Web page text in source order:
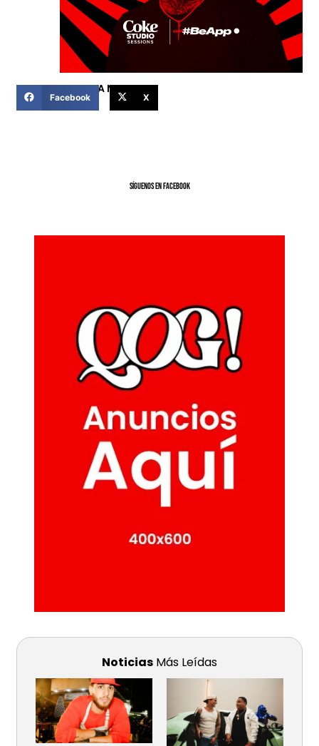
COMPARTIR ESTA NOTICIA
Facebook X
SíGUENOS EN FACEBOOK
Noticias Más Leídas